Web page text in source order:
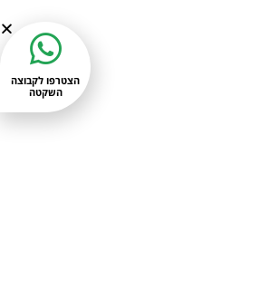
הצטרפו לקבוצה
השקטה